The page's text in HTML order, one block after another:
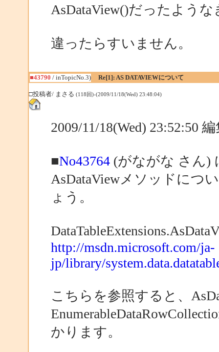
AsDataView()だったよう
違ったらすいません。
■43790 / inTopicNo.3) Re[1]: AS DATAVIEWについて
□投稿者/ まさる (118回)-(2009/11/18(Wed) 23:48:04)
2009/11/18(Wed) 23:52:50
■No43764(がながな さん)
AsDataViewメソッドにつ
ょう。
http://msdn.microsoft.com/ja-
jp/library/
こちらを参照すると、
かります。